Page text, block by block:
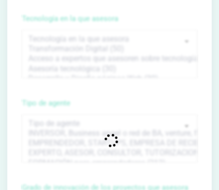
Tecnología en la que asesora
Tipo de agente
Grado de innovación de los proyectos que asesora